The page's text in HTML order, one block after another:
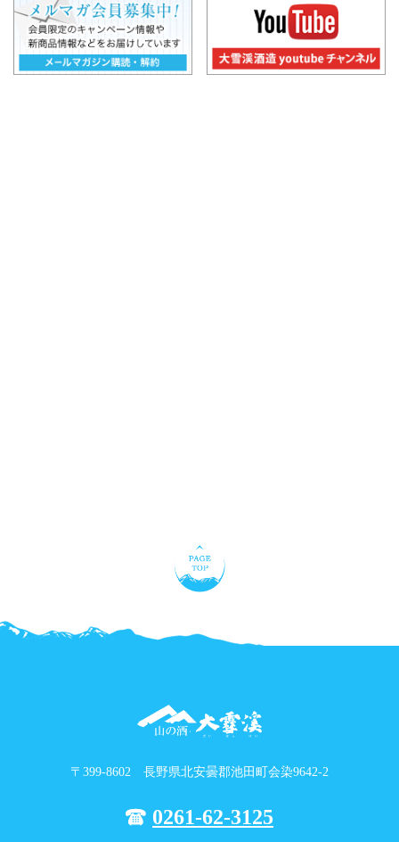
〒399-8602 長野県北安曇郡池田町会染9642-2
0261-62-3125